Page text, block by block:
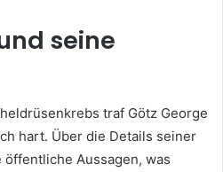
seine
traf Götz George
hart. Über die Details seiner
Aussagen, was